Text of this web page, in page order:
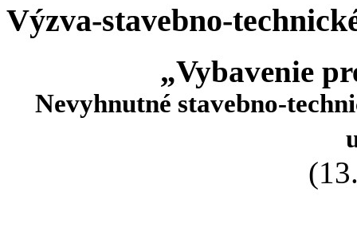
Výzva-stavebno-
„Vybavenie
Nevyhnutné stavebno-